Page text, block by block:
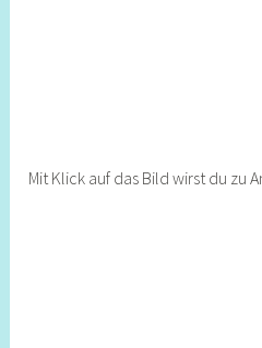
Mit Klick auf das Bild wirst du zu